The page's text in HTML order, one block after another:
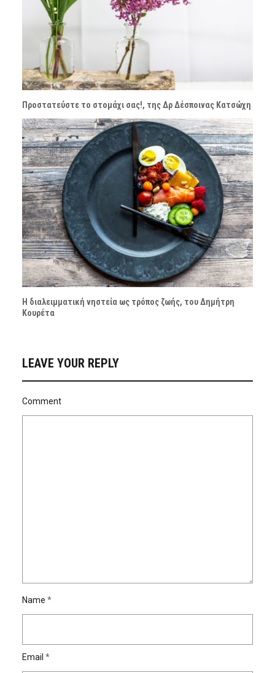
Προστατεύστε το στομάχι σας!, της Δρ Δέσποινας Κατσώχη
Η διαλειμματική νηστεία ως τρόπος ζωής, του Δημήτρη
Κουρέτα
LEAVE YOUR REPLY
Comment
Name *
Email *